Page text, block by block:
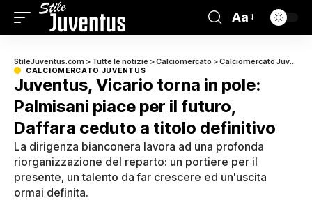
Aa
StileJuventus.com > Tutte le notizie >Calciomercato >Calciomercato Juventus
CALCIOMERCATO JUVENTUS
Juventus, Vicario torna in pole:
Palmisani piace per il futuro,
Daffara ceduto a titolo definitivo
La dirigenza bianconera lavora ad una profonda
riorganizzazione del reparto: un portiere per il
presente, un talento da far crescere ed un'uscita
ormai definita.